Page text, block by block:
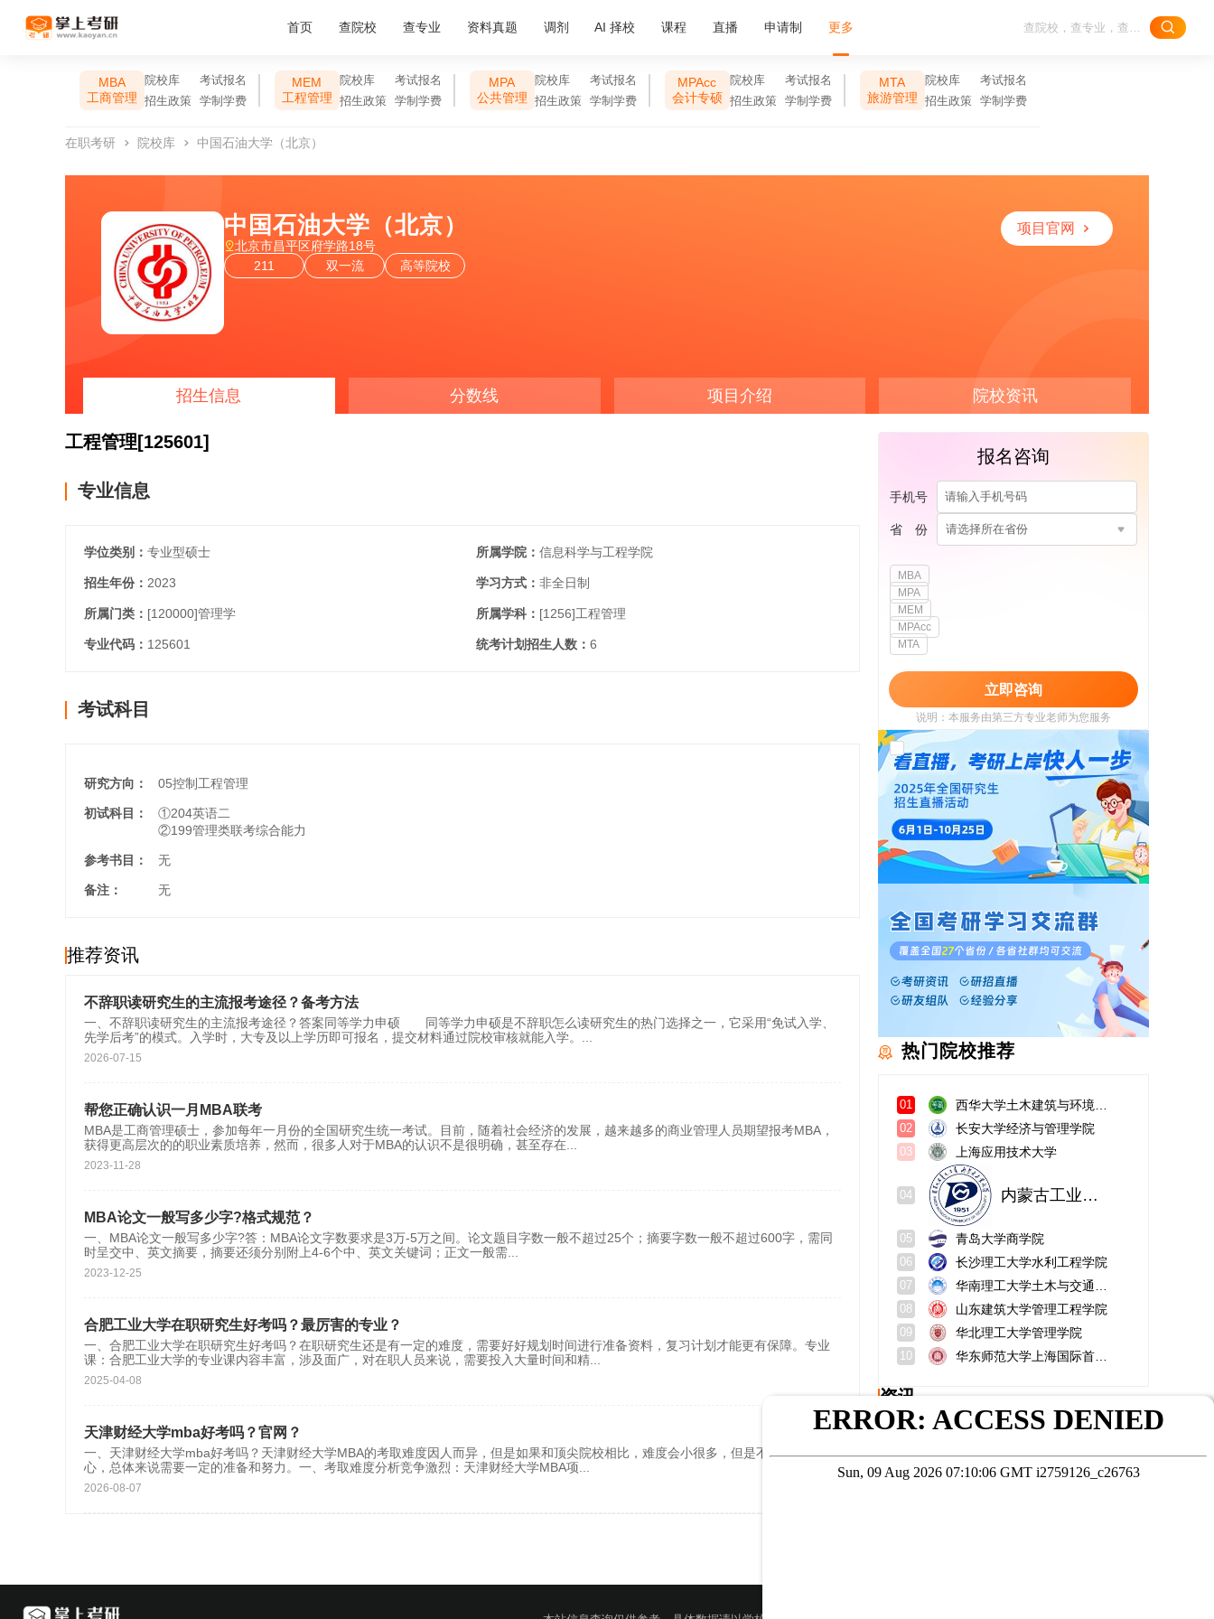
首页 查院校 查专业 资料真题 调剂 AI 择校 课程 直播 申请制 更多
MBA
工商管理
院校库
考试报名
招生政策
学制学费
MEM
工程管理
院校库
考试报名
招生政策
学制学费
MPA
公共管理
院校库
考试报名
招生政策
学制学费
MPAcc
会计专硕
院校库
考试报名
招生政策
学制学费
MTA
旅游管理
院校库
考试报名
招生政策
学制学费
在职考研 院校库 中国石油大学（北京）
中国石油大学（北京）
北京市昌平区府学路18号
211
双一流 高等院校
项目官网
招生信息 分数线 项目介绍 院校资讯
工程管理[125601]
专业信息
学位类别： 专业型硕士 所属学院： 信息科学与工程学院
招生年份： 2023 学习方式： 非全日制
所属门类： [120000]管理学 所属学科： [1256]工程管理
专业代码： 125601 统考计划招生人数： 6
考试科目
研究方向： 05控制工程管理
初试科目：
①204英语二
②199管理类联考综合能力
参考书目： 无
备注： 无
推荐资讯
不辞职读研究生的主流报考途径？备考方法
一、不辞职读研究生的主流报考途径？答案同等学力申硕 同等学力申硕是不辞职怎么读研究生的热门选择之一，它采用“免试入学、
先学后考”的模式。入学时，大专及以上学历即可报名，提交材料通过院校审核就能入学。
2026-07-15
帮您正确认识一月MBA联考
MBA是工商管理硕士，参加每年一月份的全国研究生统一考试。目前，随着社会经济的发展，越来越多的商业管理人员期望报考MBA，
获得更高层次的的职业素质培养，然而，很多人对于MBA的认识不是很明确，甚至存在
2023-11-28
MBA论文一般写多少字?格式规范？
一、MBA论文一般写多少字?答：MBA论文字数要求是3万-5万之间。论文题目字数一般不超过25个；摘要字数一般不超过600字，需同
时呈交中、英文摘要，摘要还须分别附上4-6个中、英文关键词；正文一般需
2023-12-25
合肥工业大学在职研究生好考吗？最厉害的专业？
一、合肥工业大学在职研究生好考吗？在职研究生还是有一定的难度，需要好好规划时间进行准备资料，复习计划才能更有保障。专业
课‌：合肥工业大学的专业课内容丰富，涉及面广，对在职人员来说，需要投入大量时间和精
2025-04-08
天津财经大学mba好考吗？官网？
一、天津财经大学mba好考吗？天津财经大学MBA的考取难度因人而异，但是如果和顶尖院校相比，难度会小很多，但是不能掉以轻
心，总体来说需要一定的准备和努力。一、考取难度分析竞争激烈：天津财经大学MBA项
2026-08-07
报名咨询
手机号
省 份 请选择所在省份
MBA
MPA
MEM
MPAcc
MTA
立即咨询
说明：本服务由第三方专业老师为您服务
我已阅读并同意 《用户政策》
《用户服务
使用协议》
热门院校推荐
01
02 长安大学经济与管理学院
03 上海应用技术大学
04 内蒙古工业大学土木工程学院
05 青岛大学商学院
06 长沙理工大学水利工程学院
07
08 山东建筑大学管理工程学院
09 华北理工大学管理学院
10
资讯
在职mba报考难度大吗？给学生们的建议？
南昌航空大学考研难度大吗？学费多少钱？